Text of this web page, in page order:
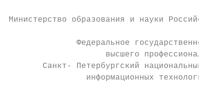
Министерство образования и науки
Федеральное государственное
высшего
Санкт- Петербургский национальный
информационных технологий,